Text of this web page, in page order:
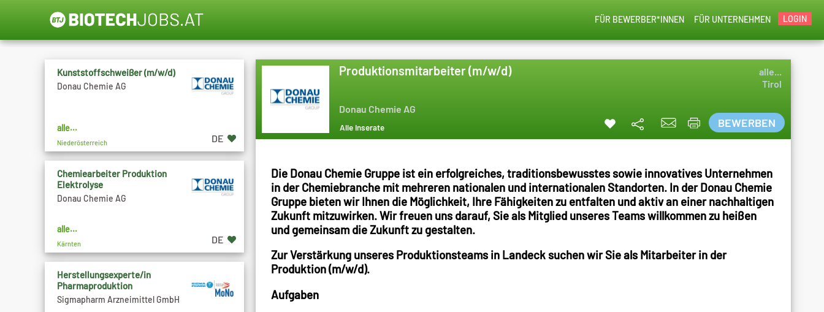
LOGIN
FÜR UNTERNEHMEN
FÜR BEWERBER*INNEN
Produktionsmitarbeiter (m/w/d) alle...
Donau Chemie AG
Tirol
Alle Inserate BEWERBEN
Die Donau Chemie Gruppe ist ein erfolgreiches, traditionsbewusstes sowie innovatives Unternehmen
in der Chemiebranche mit mehreren nationalen und internationalen Standorten. In der Donau Chemie
Gruppe bieten wir Ihnen die Möglichkeit, Ihre Fähigkeiten zu entfalten und aktiv an einer nachhaltigen
Zukunft mitzuwirken. Wir freuen uns darauf, Sie als Mitglied unseres Teams willkommen zu heißen
und gemeinsam die Zukunft zu gestalten.
Zur Verstärkung unseres Produktionsteams in Landeck suchen wir Sie als Mitarbeiter in der
Produktion (m/w/d).
Aufgaben
Kunststoffschweißer (m/w/d)
Donau Chemie AG
alle...
Niederösterreich DE
Chemiearbeiter Produktion
Elektrolyse
Donau Chemie AG
alle...
Kärnten DE
Herstellungsexperte/in
Pharmaproduktion
Sigmapharm Arzneimittel GmbH